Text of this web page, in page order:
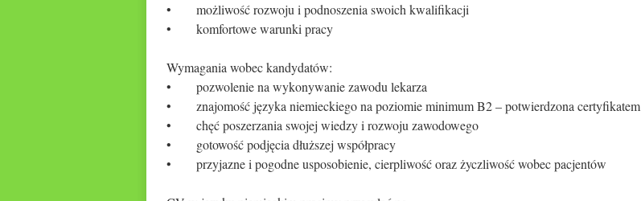
• możliwość rozwoju i podnoszenia swoich kwalifikacji
• komfortowe warunki pracy
Wymagania wobec kandydatów:
• pozwolenie na wykonywanie zawodu lekarza
• znajomość języka niemieckiego na poziomie minimum B2 – potwierdzona certyfikatem
• chęć poszerzania swojej wiedzy i rozwoju zawodowego
• gotowość podjęcia dłuższej współpracy
• przyjazne i pogodne usposobienie, cierpliwość oraz życzliwość wobec pacjentów